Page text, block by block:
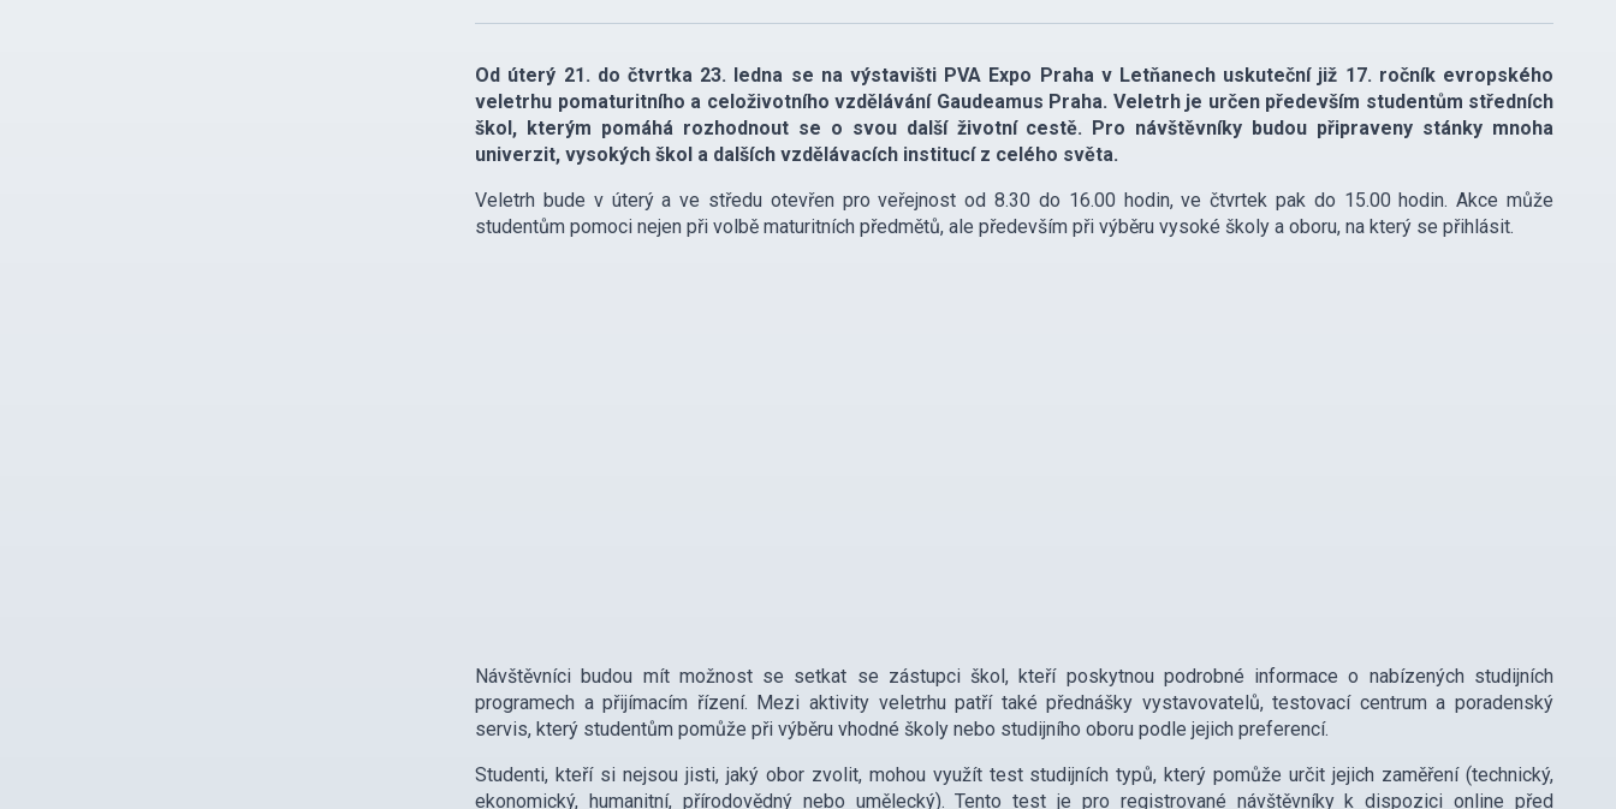
Od úterý 21. do čtvrtka 23. ledna se na výstavišti PVA Expo Praha v Letňanech uskuteční již 17. ročník evropského
veletrhu pomaturitního a celoživotního vzdělávání Gaudeamus Praha. Veletrh je určen především studentům středních
škol, kterým pomáhá rozhodnout se o svou další životní cestě. Pro návštěvníky budou připraveny stánky mnoha
univerzit, vysokých škol a dalších vzdělávacích institucí z celého světa.
Veletrh bude v úterý a ve středu otevřen pro veřejnost od 8.30 do 16.00 hodin, ve čtvrtek pak do 15.00 hodin. Akce může
studentům pomoci nejen při volbě maturitních předmětů, ale především při výběru vysoké školy a oboru, na který se přihlásit.
Návštěvníci budou mít možnost se setkat se zástupci škol, kteří poskytnou podrobné informace o nabízených studijních
programech a přijímacím řízení. Mezi aktivity veletrhu patří také přednášky vystavovatelů, testovací centrum a poradenský
servis, který studentům pomůže při výběru vhodné školy nebo studijního oboru podle jejich preferencí.
Studenti, kteří si nejsou jisti, jaký obor zvolit, mohou využít test studijních typů, který pomůže určit jejich zaměření (technický,
ekonomický, humanitní, přírodovědný nebo umělecký). Tento test je pro registrované návštěvníky k dispozici online před